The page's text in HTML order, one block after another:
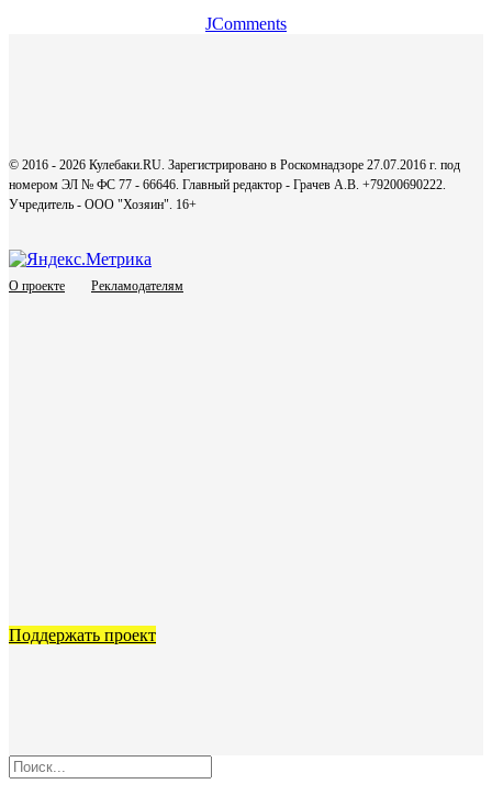
JComments
© 2016 - 2026 Кулебаки.RU. Зарегистрировано в Роскомнадзоре 27.07.2016 г. под
номером ЭЛ № ФС 77 - 66646. Главный редактор - Грачев А.В. +79200690222.
Учредитель - ООО "Хозяин". 16+
О проекте Рекламодателям
Поддержать проект